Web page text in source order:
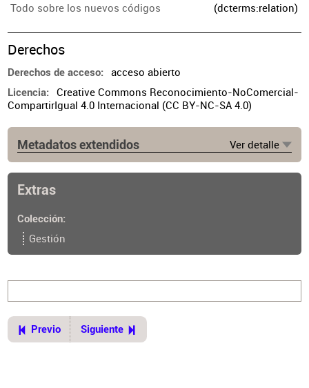
Todo sobre los nuevos códigos (dcterms:relation)
Derechos
Derechos de acceso acceso abierto
Licencia
Creative Commons Reconocimiento-NoComercial-
CompartirIgual 4.0 Internacional (CC BY-NC-SA 4.0)
Metadatos extendidos Ver detalle
https://www.cpau.org/nota/33530
Extras
Colección
Gestión
Previo Siguiente